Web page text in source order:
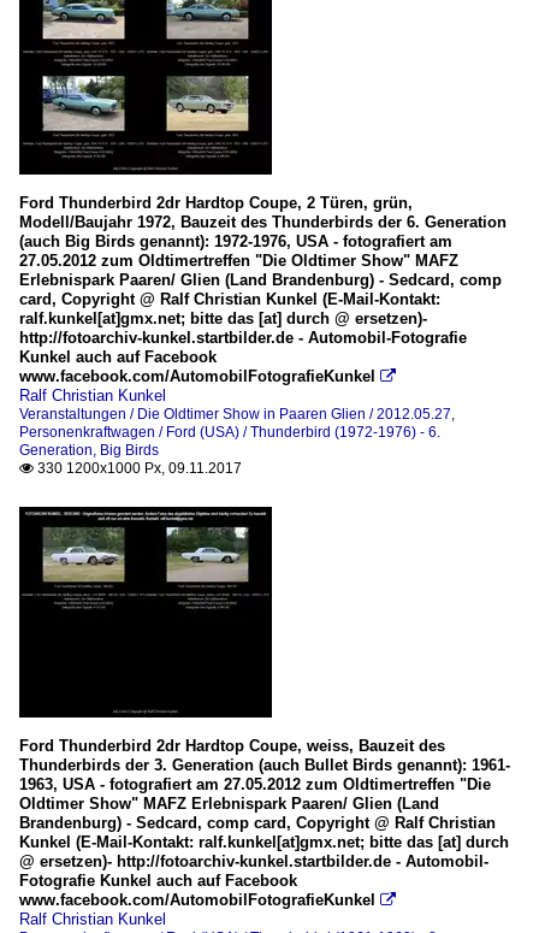
Ford Thunderbird 2dr Hardtop Coupe, 2 Türen, grün,
Modell/Baujahr 1972, Bauzeit des Thunderbirds der 6. Generation
(auch Big Birds genannt): 1972-1976, USA - fotografiert am
27.05.2012 zum Oldtimertreffen "Die Oldtimer Show" MAFZ
Erlebnispark Paaren/ Glien (Land Brandenburg) - Sedcard, comp
card, Copyright @ Ralf Christian Kunkel (E-Mail-Kontakt:
ralf.kunkel[at]gmx.net; bitte das [at] durch @ ersetzen)-
http://fotoarchiv-kunkel.startbilder.de - Automobil-Fotografie
Kunkel auch auf Facebook
www.facebook.com/AutomobilFotografieKunkel

Ralf Christian Kunkel
Veranstaltungen / Die Oldtimer Show in Paaren Glien / 2012.05.27,
Personenkraftwagen / Ford (USA) / Thunderbird (1972-1976) - 6.
Generation, Big Birds
 330 1200x1000 Px, 09.11.2017
Ford Thunderbird 2dr Hardtop Coupe, weiss, Bauzeit des
Thunderbirds der 3. Generation (auch Bullet Birds genannt): 1961-
1963, USA - fotografiert am 27.05.2012 zum Oldtimertreffen "Die
Oldtimer Show" MAFZ Erlebnispark Paaren/ Glien (Land
Brandenburg) - Sedcard, comp card, Copyright @ Ralf Christian
Kunkel (E-Mail-Kontakt: ralf.kunkel[at]gmx.net; bitte das [at] durch
@ ersetzen)- http://fotoarchiv-kunkel.startbilder.de - Automobil-
Fotografie Kunkel auch auf Facebook
www.facebook.com/AutomobilFotografieKunkel

Ralf Christian Kunkel